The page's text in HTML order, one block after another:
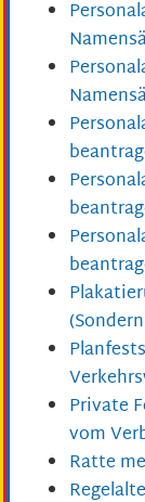
Private
vom
Ratte